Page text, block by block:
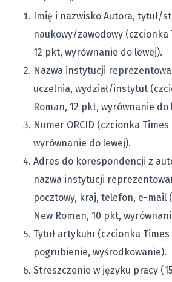
Imię i nazwisko Autora, tytuł/
naukowy/zawodowy (czcionka
12 pkt, wyrównanie do lewej).
Nazwa instytucji
uczelnia, wydział/instytut
Roman, 12 pkt, wyrównanie do
Numer ORCID (czcionka
wyrównanie do lewej).
Adres do korespondencji z
nazwa instytucji
pocztowy, kraj, telefon, e-mail
New Roman, 10 pkt,
Tytuł artykułu (czcionka
pogrubienie, wyśrodkowanie).
Streszczenie w języku pracy